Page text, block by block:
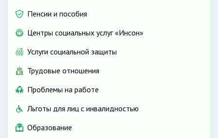
Пенсии и пособия
Центры социальных услуг «Инсон»
Услуги социальной защиты
Трудовые отношения
Проблемы на работе
Льготы для лиц с инвалидностью
Образование